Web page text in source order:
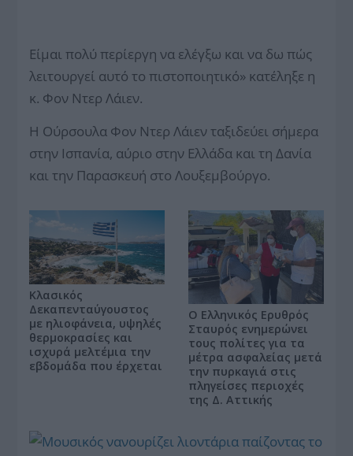
Είμαι πολύ περίεργη να ελέγξω και να δω πώς
λειτουργεί αυτό το πιστοποιητικό» κατέληξε η
κ. Φον Ντερ Λάιεν.
H Oύρσουλα Φον Ντερ Λάιεν ταξιδεύει σήμερα
στην Ισπανία, αύριο στην Ελλάδα και τη Δανία
και την Παρασκευή στο Λουξεμβούργο.
Κλασικός
Δεκαπενταύγουστος
με ηλιοφάνεια, υψηλές
θερμοκρασίες και
ισχυρά μελτέμια την
εβδομάδα που έρχεται
Ο Ελληνικός Ερυθρός
Σταυρός ενημερώνει
τους πολίτες για τα
μέτρα ασφαλείας μετά
την πυρκαγιά στις
πληγείσες περιοχές
της Δ. Αττικής